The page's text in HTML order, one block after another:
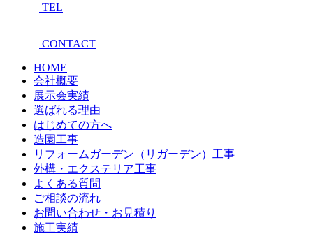
TEL
CONTACT
HOME
会社概要
展示会実績
選ばれる理由
はじめての方へ
造園工事
リフォームガーデン（リガーデン）工事
外構・エクステリア工事
よくある質問
ご相談の流れ
お問い合わせ・お見積り
施工実績